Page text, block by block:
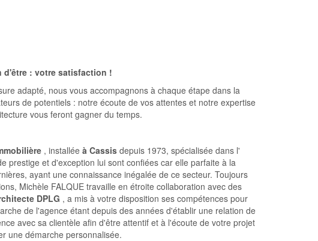
d'être : votre satisfaction !
adapté, nous vous accompagnons à chaque étape dans la
de potentiels : notre écoute de vos attentes et notre expertise
vous feront gagner du temps.
, installée à Cassisdepuis 1973, spécialisée dans l'
prestige et d'exception lui sont confiées car elle parfaite à la
ayant une connaissance inégalée de ce secteur. Toujours
Michèle FALQUE travaille en étroite collaboration avec des
DPLG , a mis à votre disposition ses compétences pour
de l'agence étant depuis des années d'établir une relation de
avec sa clientèle afin d'être attentif et à l'écoute de votre projet
une démarche personnalisée.